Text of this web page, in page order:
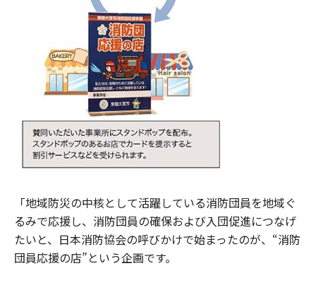
「地域防災の中核として活躍している消防団員を地域ぐ
るみで応援し、消防団員の確保および入団促進につなげ
たいと、日本消防協会の呼びかけで始まったのが、“消防
団員応援の店”という企画です。